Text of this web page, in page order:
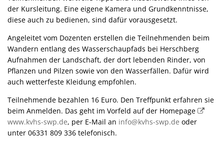
der Kursleitung. Eine eigene Kamera und Grundkenntnisse,
diese auch zu bedienen, sind dafür vorausgesetzt.
Angeleitet vom Dozenten erstellen die Teilnehmenden beim
Wandern entlang des Wasserschaupfads bei Herschberg
Aufnahmen der Landschaft, der dort lebenden Rinder, von
Pflanzen und Pilzen sowie von den Wasserfällen. Dafür wird
auch wetterfeste Kleidung empfohlen.
Teilnehmende bezahlen 16 Euro. Den Treffpunkt erfahren sie
beim Anmelden. Das geht im Vorfeld auf der Homepage
www.kvhs-swp.de, per E-Mail an info@kvhs-swp.de oder
unter 06331 809 336 telefonisch.